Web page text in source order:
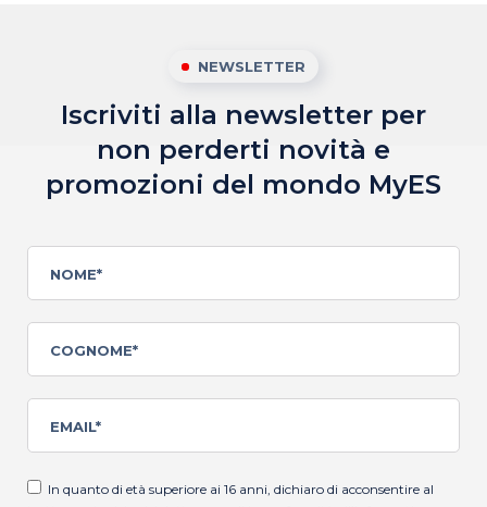
NEWSLETTER
Iscriviti alla newsletter per
non perderti novità e
promozioni del mondo MyES
In quanto di età superiore ai 16 anni, dichiaro di acconsentire al